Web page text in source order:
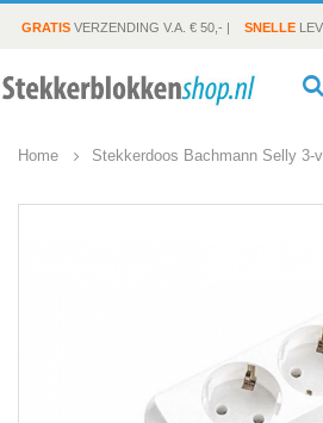
GRATIS VERZENDING V.A. € 50,- | SNELLE
Home Stekkerdoos Bachmann Selly 3-